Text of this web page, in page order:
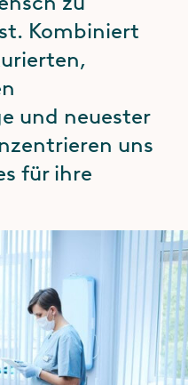
Kombiniert
und neuester
uns
für ihre